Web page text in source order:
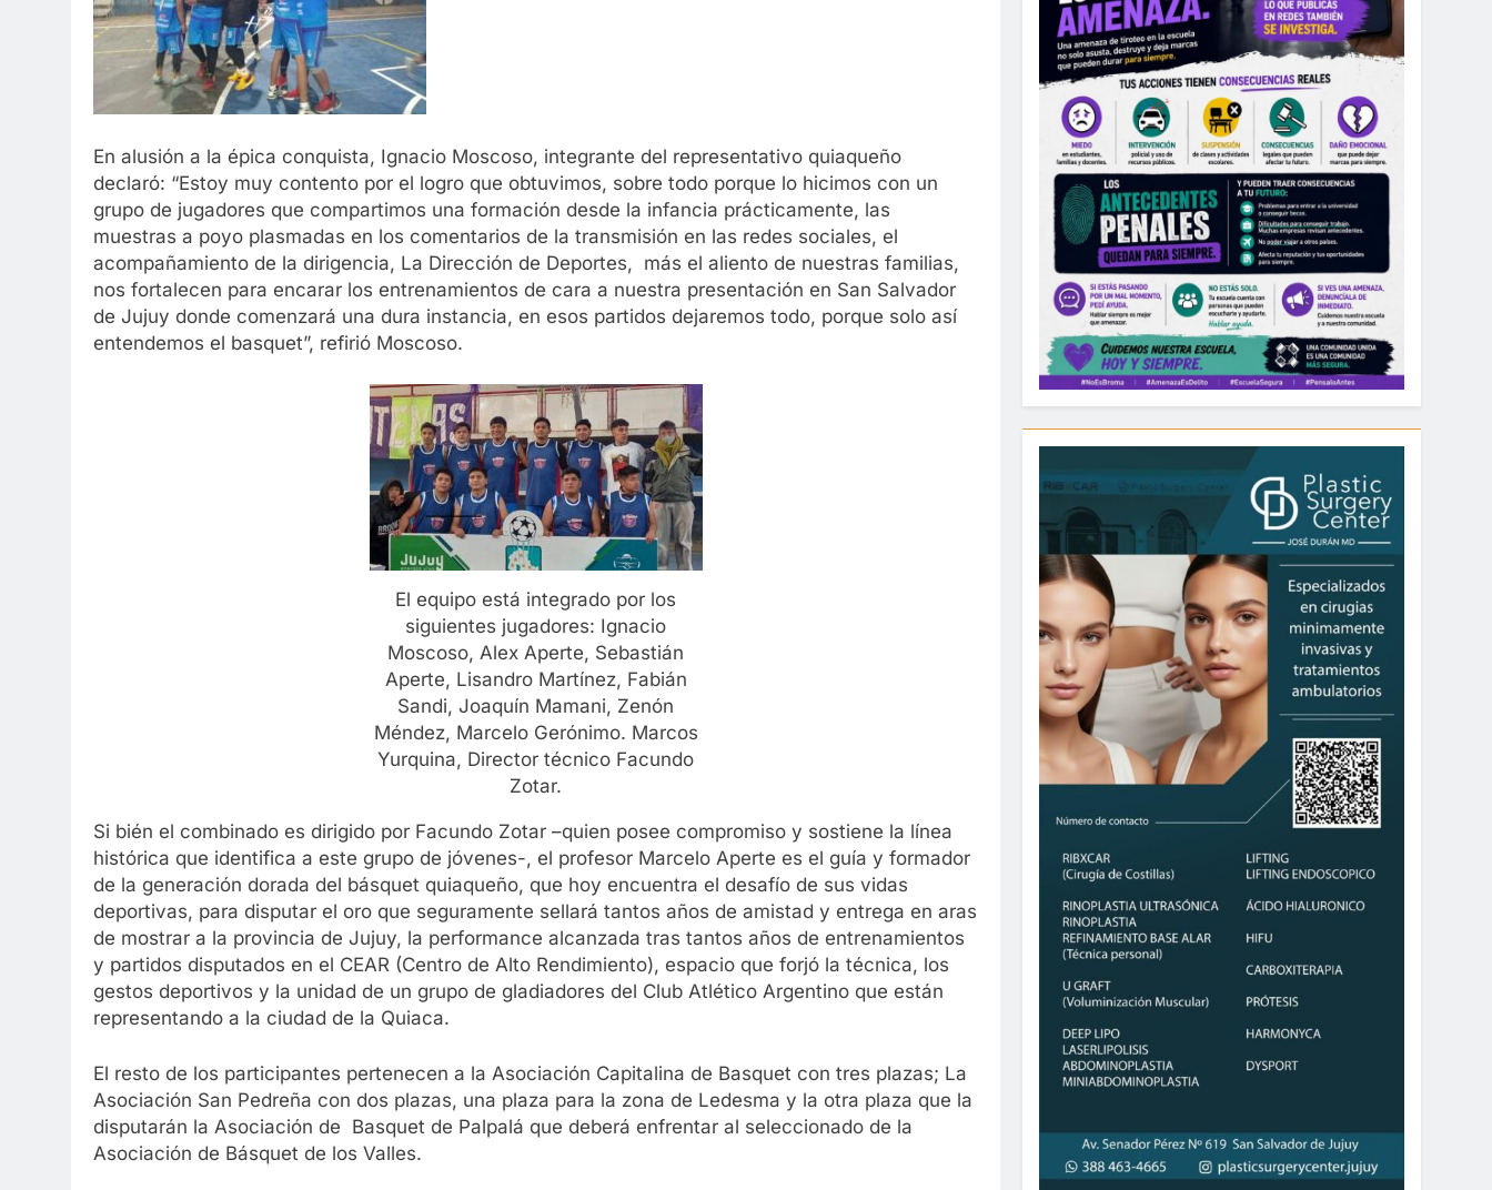
En alusión a la épica conquista, Ignacio Moscoso, integrante del representativo quiaqueño
declaró: “Estoy muy contento por el logro que obtuvimos, sobre todo porque lo hicimos con un
grupo de jugadores que compartimos una formación desde la infancia prácticamente, las
muestras a poyo plasmadas en los comentarios de la transmisión en las redes sociales, el
acompañamiento de la dirigencia, La Dirección de Deportes, más el aliento de nuestras familias,
nos fortalecen para encarar los entrenamientos de cara a nuestra presentación en San Salvador
de Jujuy donde comenzará una dura instancia, en esos partidos dejaremos todo, porque solo así
entendemos el basquet”, refirió Moscoso.
El equipo está integrado por los
siguientes jugadores: Ignacio
Moscoso, Alex Aperte, Sebastián
Aperte, Lisandro Martínez, Fabián
Sandi, Joaquín Mamani, Zenón
Méndez, Marcelo Gerónimo. Marcos
Yurquina, Director técnico Facundo
Zotar.
Si bién el combinado es dirigido por Facundo Zotar –quien posee compromiso y sostiene la línea
histórica que identifica a este grupo de jóvenes-, el profesor Marcelo Aperte es el guía y formador
de la generación dorada del básquet quiaqueño, que hoy encuentra el desafío de sus vidas
deportivas, para disputar el oro que seguramente sellará tantos años de amistad y entrega en aras
de mostrar a la provincia de Jujuy, la performance alcanzada tras tantos años de entrenamientos
y partidos disputados en el CEAR (Centro de Alto Rendimiento), espacio que forjó la técnica, los
gestos deportivos y la unidad de un grupo de gladiadores del Club Atlético Argentino que están
representando a la ciudad de la Quiaca.
El resto de los participantes pertenecen a la Asociación Capitalina de Basquet con tres plazas; La
Asociación San Pedreña con dos plazas, una plaza para la zona de Ledesma y la otra plaza que la
disputarán la Asociación de Basquet de Palpalá que deberá enfrentar al seleccionado de la
Asociación de Básquet de los Valles.